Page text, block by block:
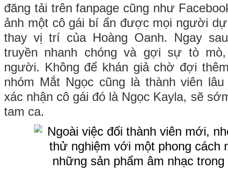
đăng tải trên fanpage cũng như
ảnh một cô gái bí ẩn được mọi người
thay vị trí của Hoàng Oanh. Ngay
truyền nhanh chóng và gợi sự tò
người. Không để khán giả chờ đợi
nhóm Mắt Ngọc cũng là thành viên
xác nhận cô gái đó là Ngọc Kayla, sẽ
tam ca.